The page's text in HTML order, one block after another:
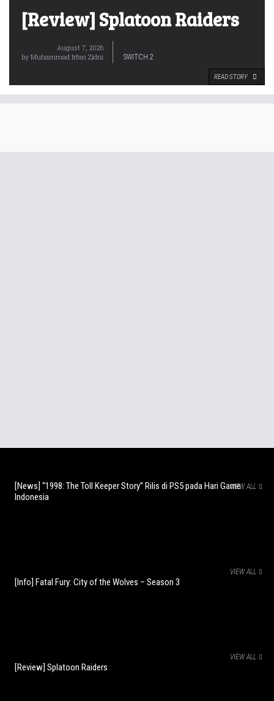
[Review] Splatoon Raiders
August 7, 2026
by Muhammad Irfan Zidni SWITCH 2
READ STORY
VIEW ALL
[News] “1998: The Toll Keeper Story” Rilis di PS5 pada Hari Game
Indonesia
VIEW ALL
[Info] Fatal Fury: City of the Wolves – Season 3
VIEW ALL
[Review] Splatoon Raiders